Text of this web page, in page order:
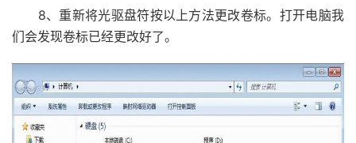
8、重新将光驱盘符按以上方法更改卷标。打开电脑我
们会发现卷标已经更改好了。